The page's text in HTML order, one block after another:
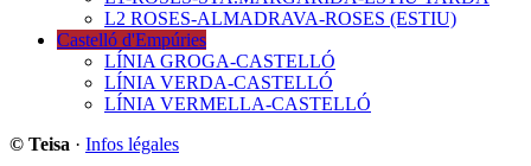
L2 ROSES-ALMADRAVA-ROSES (ESTIU)
Castelló d'Empúries
LÍNIA GROGA-CASTELLÓ
LÍNIA VERDA-CASTELLÓ
LÍNIA VERMELLA-CASTELLÓ
© Teisa · Infos légales